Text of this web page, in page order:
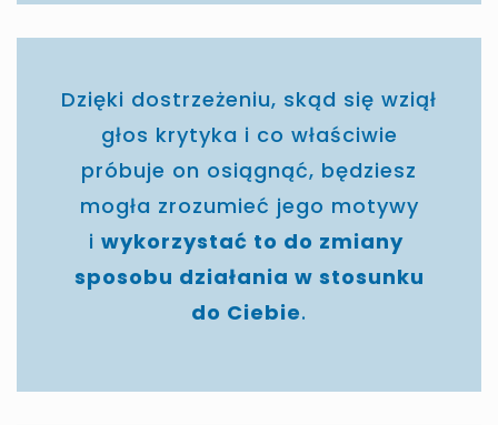
Dzięki dostrzeżeniu, skąd się wziął
głos krytyka i co właściwie
próbuje on osiągnąć, będziesz
mogła zrozumieć jego motywy
i wykorzystać to do zmiany
sposobu działania w stosunku
do Ciebie.